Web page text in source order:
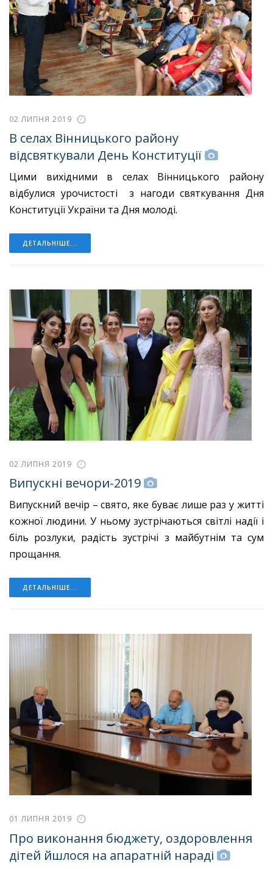
02 ЛИПНЯ 2019
В селах Вінницького району
відсвяткували День Конституції
Цими вихідними в селах Вінницького району
відбулися урочистості з нагоди святкування Дня
Конституції України та Дня молоді.
ДЕТАЛЬНІШЕ...
02 ЛИПНЯ 2019
Випускні вечори-2019
Випускний вечір – свято, яке буває лише раз у житті
кожної людини. У ньому зустрічаються світлі надії і
біль розлуки, радість зустрічі з майбутнім та сум
прощання.
ДЕТАЛЬНІШЕ...
01 ЛИПНЯ 2019
Про виконання бюджету, оздоровлення
дітей йшлося на апаратній нараді